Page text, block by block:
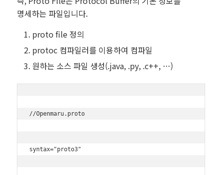
명세하는 파일입니다.
proto file 정의
protoc 컴파일러를 이용하여 컴파일
원하는 소스 파일 생성(.java, .py, .c++, …)
//Openmaru.proto
syntax="proto3"